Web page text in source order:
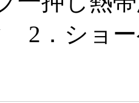
2．ショ